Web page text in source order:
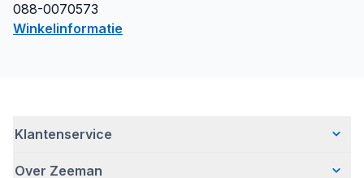
088-0070573
Winkelinformatie
Klantenservice
Veelgestelde vragen
Over Zeeman